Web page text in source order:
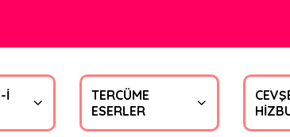
İ
TERCÜME
ESERLER